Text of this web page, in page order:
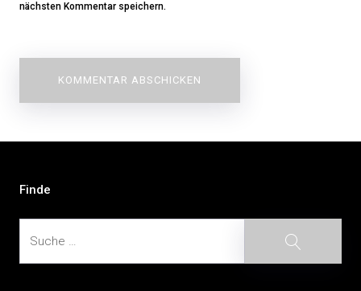
nächsten Kommentar speichern.
Finde
Suche